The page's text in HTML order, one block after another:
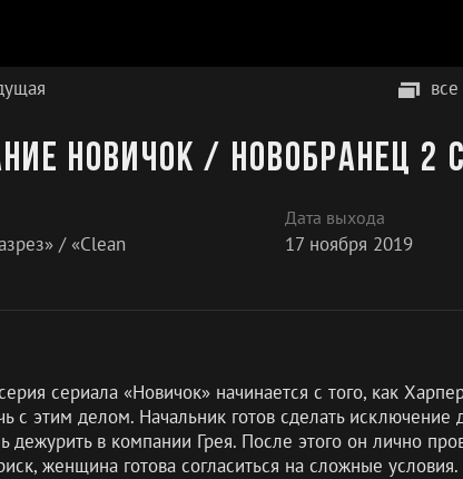
Новичок / Новобранец 2
/ «Clean
Дата выхода
17 ноября 2019
сериала «Новичок» начинается с того, как
с этим делом. Начальник готов сделать
дежурить в компании Грея. После этого он лично
женщина готова согласиться на сложные условия.